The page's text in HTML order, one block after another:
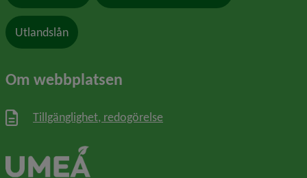
Utlandslån
Om webbplatsen
Tillgänglighet, redogörelse